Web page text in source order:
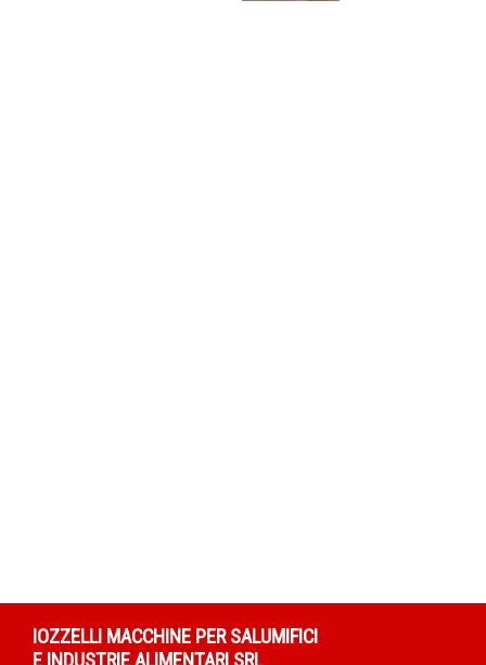
IOZZELLI MACCHINE PER SALUMIFICI